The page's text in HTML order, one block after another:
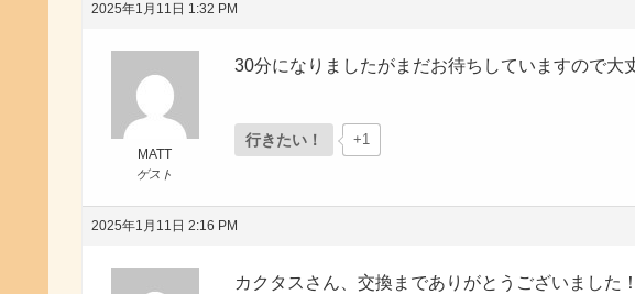
2025年1月11日 1:32 PM
MATT
ゲスト
30分になりましたがまだお待ちしていますので大
行きたい！ +1
2025年1月11日 2:16 PM
カクタスさん、交換までありがとうございました！